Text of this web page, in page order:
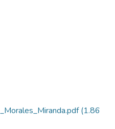
(1.86